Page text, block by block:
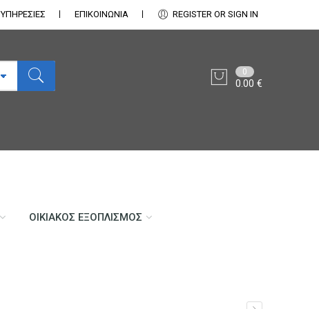
ΥΠΗΡΕΣΙΕΣ ΕΠΙΚΟΙΝΩΝΊΑ REGISTER OR SIGN IN
0
0.00€
ΟΙΚΙΑΚΌΣ ΕΞΟΠΛΙΣΜΌΣ